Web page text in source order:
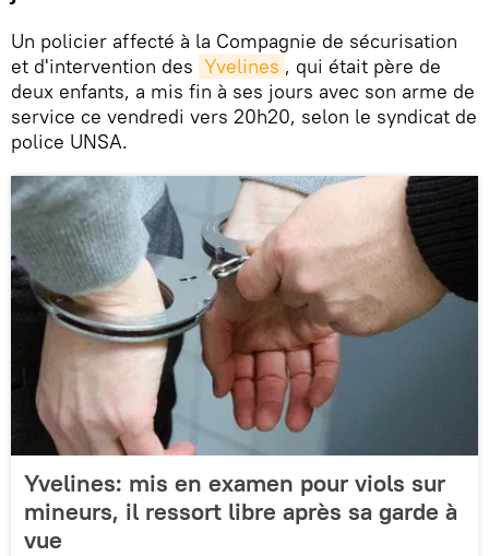
Un policier affecté à la Compagnie de sécurisation
et d'intervention des Yvelines , qui était père de
deux enfants, a mis fin à ses jours avec son arme de
service ce vendredi vers 20h20, selon le syndicat de
police UNSA.
Yvelines: mis en examen pour viols sur
mineurs, il ressort libre après sa garde à
vue